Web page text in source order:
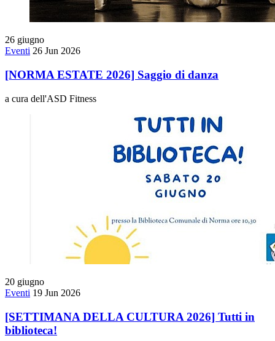
26 giugno
Eventi 26 Jun 2026
[NORMA ESTATE 2026] Saggio di danza
a cura dell'ASD Fitness
20 giugno
Eventi 19 Jun 2026
[SETTIMANA DELLA CULTURA 2026] Tutti in
biblioteca!